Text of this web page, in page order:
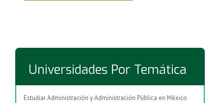
Universidades Por Temática
Estudiar Administración y Administración Pública en México